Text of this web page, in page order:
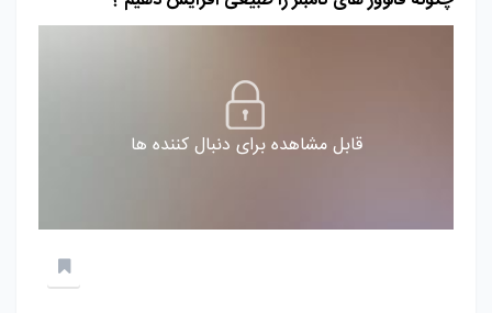
قابل مشاهده برای دنبال کننده ها